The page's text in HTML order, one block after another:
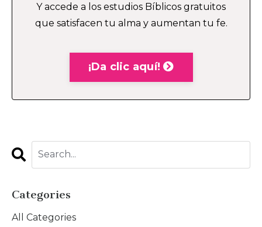
Y accede a los estudios Bíblicos gratuitos
que satisfacen tu alma y aumentan tu fe.
¡Da clic aquí!
Categories
All Categories